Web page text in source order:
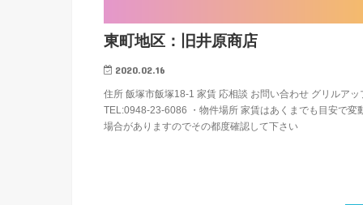
東町地区：旧井原商店
2020.02.16
住所 飯塚市飯塚18-1 家賃 応相談 お問い合わせ グリルアッ
TEL:0948-23-6086 ・物件場所 家賃はあくまでも目安で変
場合がありますのでその都度確認して下さい